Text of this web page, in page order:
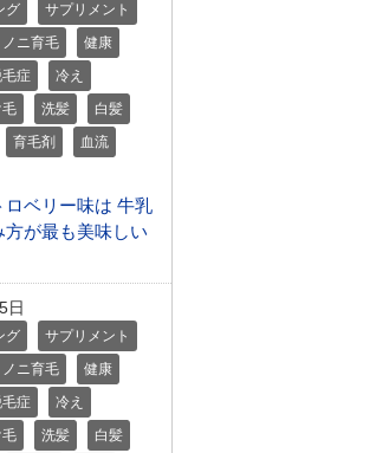
グ
サプリメント
ノニ育毛
健康
症
冷え
洗髪
白髪
育毛剤
血流
ロベリー味は 牛乳
方が最も美味しい
日
グ
サプリメント
ノニ育毛
健康
症
冷え
洗髪
白髪